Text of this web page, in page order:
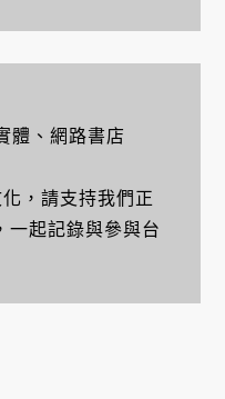
體、網路書店
，請支持我們正
一起記錄與參與台